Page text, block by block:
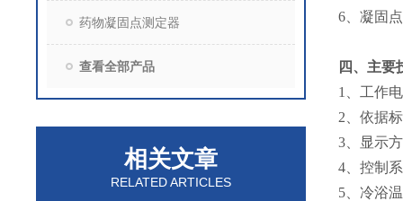
药物凝固点测定器
查看全部产品
相关文章
RELATED ARTICLES
6、凝固
四、 主要
1、工作
2、依据
3、显示
4、控制
5、冷浴